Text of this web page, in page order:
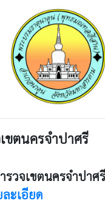
ขตนครจำปาศรี
วจเขตนครจำปาศ
ะเอียด